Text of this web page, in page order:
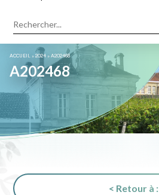
ACCUEIL »2024 »A202468
A202468
< Retour à :